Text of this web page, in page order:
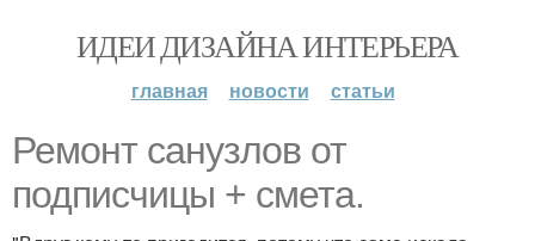
ИДЕИ ДИЗАЙНА ИНТЕРЬЕРА
главная новости статьи
Ремонт санузлов от
подписчицы + смета.